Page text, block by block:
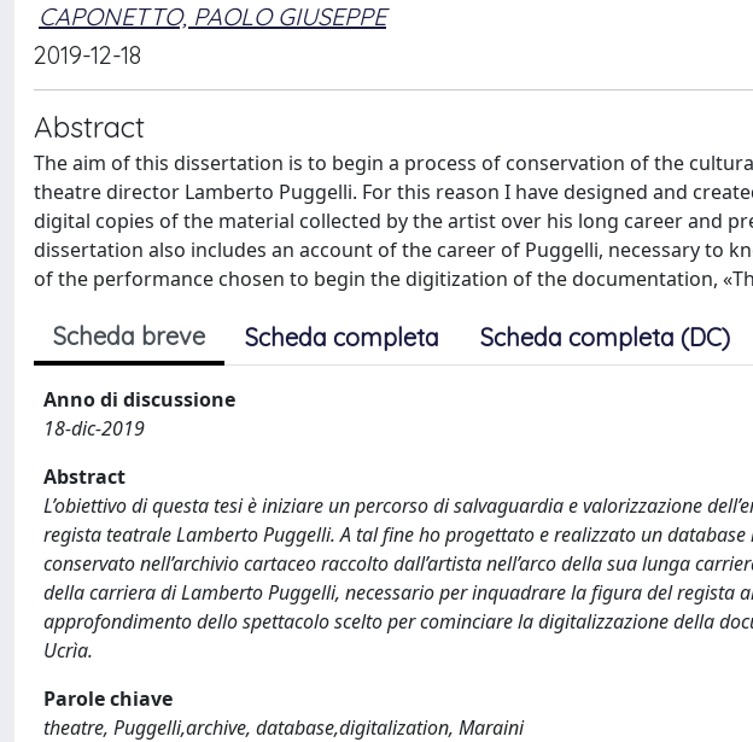
CAPONETTO, PAOLO GIUSEPPE
2019-12-18
Abstract
The aim of this dissertation is to begin a process of conservation of the
theatre director Lamberto Puggelli. For this reason I have designed and
digital copies of the material collected by the artist over his long career and
dissertation also includes an account of the career of Puggelli, necessary to
of the performance chosen to begin the digitization of the documentation,
Scheda breve Scheda completa Scheda completa (DC)
Anno di discussione
18-dic-2019
Abstract
L’obiettivo di questa tesi è iniziare un percorso di salvaguardia e valorizzazione
regista teatrale Lamberto Puggelli. A tal fine ho progettato e realizzato un
conservato nell’archivio cartaceo raccolto dall’artista nell’arco della sua lunga
della carriera di Lamberto Puggelli, necessario per inquadrare la figura del regista
approfondimento dello spettacolo scelto per cominciare la digitalizzazione della
Ucrìa.
Parole chiave
theatre, Puggelli,archive, database,digitalization, Maraini